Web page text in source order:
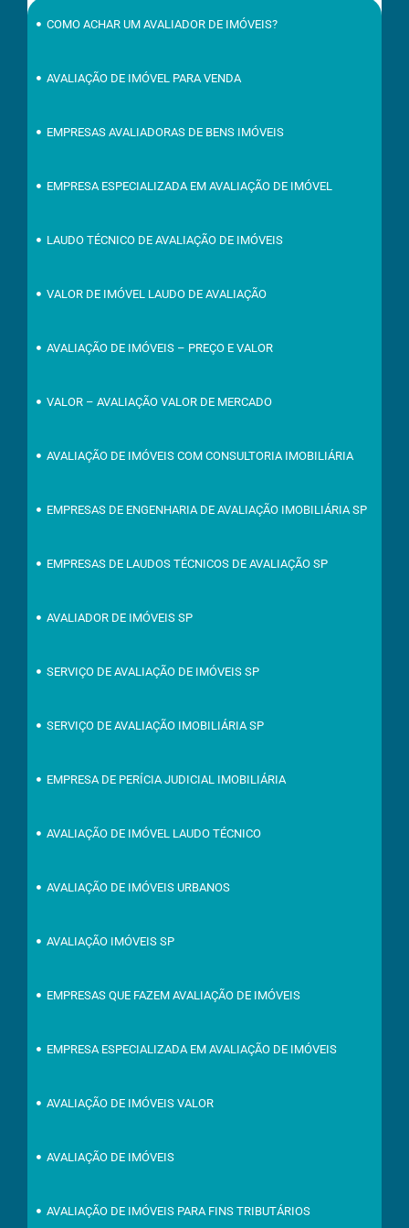
COMO ACHAR UM AVALIADOR DE IMÓVEIS?
AVALIAÇÃO DE IMÓVEL PARA VENDA
EMPRESAS AVALIADORAS DE BENS IMÓVEIS
EMPRESA ESPECIALIZADA EM AVALIAÇÃO DE IMÓVEL
LAUDO TÉCNICO DE AVALIAÇÃO DE IMÓVEIS
VALOR DE IMÓVEL LAUDO DE AVALIAÇÃO
AVALIAÇÃO DE IMÓVEIS – PREÇO E VALOR
VALOR – AVALIAÇÃO VALOR DE MERCADO
AVALIAÇÃO DE IMÓVEIS COM CONSULTORIA IMOBILIÁRIA
EMPRESAS DE ENGENHARIA DE AVALIAÇÃO IMOBILIÁRIA SP
EMPRESAS DE LAUDOS TÉCNICOS DE AVALIAÇÃO SP
AVALIADOR DE IMÓVEIS SP
SERVIÇO DE AVALIAÇÃO DE IMÓVEIS SP
SERVIÇO DE AVALIAÇÃO IMOBILIÁRIA SP
EMPRESA DE PERÍCIA JUDICIAL IMOBILIÁRIA
AVALIAÇÃO DE IMÓVEL LAUDO TÉCNICO
AVALIAÇÃO DE IMÓVEIS URBANOS
AVALIAÇÃO IMÓVEIS SP
EMPRESAS QUE FAZEM AVALIAÇÃO DE IMÓVEIS
EMPRESA ESPECIALIZADA EM AVALIAÇÃO DE IMÓVEIS
AVALIAÇÃO DE IMÓVEIS VALOR
AVALIAÇÃO DE IMÓVEIS
AVALIAÇÃO DE IMÓVEIS PARA FINS TRIBUTÁRIOS